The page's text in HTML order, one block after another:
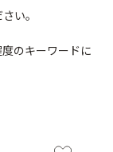
い。
のキーワードに